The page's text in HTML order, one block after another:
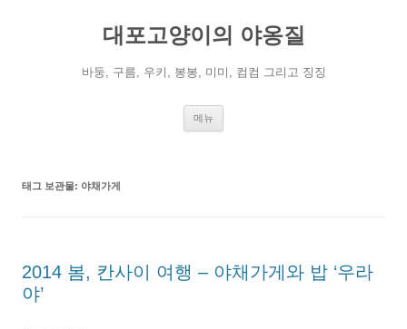
대포고양이의 야옹질
바둥, 구름, 우키, 봉봉, 미미, 컴컴 그리고 징징
메뉴
태그 보관물: 야채가게
2014 봄, 칸사이 여행 – 야채가게와 밥 ‘우라
야’